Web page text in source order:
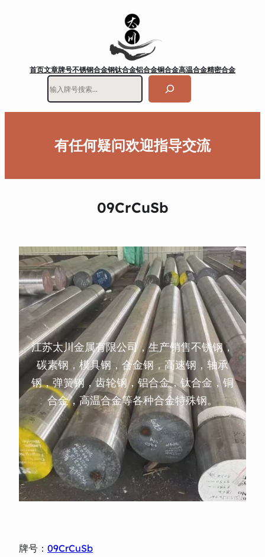
首页文章牌号不锈钢合金钢钛合金铝合金铜合金高温合金精密合金
有任何疑问欢迎指导交流
09CrCuSb
江苏太川金属有限公司，生产销售不锈钢，
碳素钢，模具钢，合金钢，高速钢，轴承
钢，弹簧钢，齿轮钢，铝合金，钛合金，铜
合金，高温合金等各种合金特殊钢。
牌号： 09CrCuSb